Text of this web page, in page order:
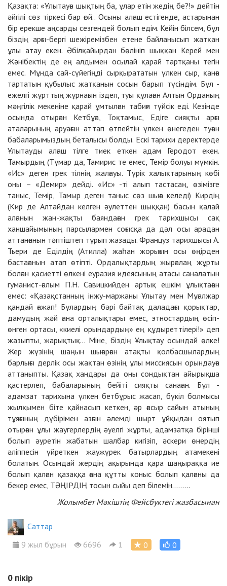
Қазақта: «Ұлытауға шықтың ба, ұлар етін жедің бе?!» дейтін
әйгілі сөз тіркесі бар ғой.. Осыны алғаш естігенде, астарынан
бір ерекше аңсарды сезгендей болып едім. Кейін білсем, бұл
біздің арғы-бергі шежіремізбен етене байланысып жатқан
ұлы атау екен. Әбілқайырдан бөлініп шыққан Керей мен
Жәнібектің де ең алдымен осылай қарай тартқаны тегін
емес. Мұнда сай-сүйегіңді сырқырататын үлкен сыр, қанға
тартатын құбылыс жатқанын сосын барып түсіндім. Бұл -
ежелгі жұрттың жұрнағын іздеп, туы құлаған Алтын Орданың
мәңгілік мекеніне қарай ұмтылған табиғи түйсік еді. Кезінде
осында отырған Кетбұға, Тоқтамыс, Едіге сияқты арғы
аталарының аруағын аттап өтпейтін үлкен өнегеден туған
бабаларымыздың беталысы болды. Ескі тарихи деректерде
Ұлытауды алғаш тілге тиек еткен адам Геродот екен.
Тамырдың (Тұмар да, Тамирис те емес, Темір болуы мүмкін.
«Ис» деген грек тілнің жалғауы. Түрік халықтарының көбі
оны – «Демир» дейді. «Ис» -ті алып тастасаң, өзімізге
таныс, Темір, Тамыр деген таныс сөз шыға келеді) Кирдің
(Кир де Алтайдан келген әулеттен шыққан) басын қалай
алғанын жан-жақты баяндаған грек тарихшысы сақ
ханшайымының парсылармен соғысқа да дәл осы арадан
аттанғанын тәптіштеп тұрып жазады. Француз тарихшысы А.
Тьери де Еділдің (Атилла) жаһан жорығын осы өңірден
бастағанын атап өтіпті. Ордалықтардың жырғалаң жұрты
болған қасиетті өлкені еуразия идеясының атасы саналатын
гуманист-ғалым П.Н. Савицкийден артық ешкім ұлықтаған
емес: «Қазақстанның інжу-маржаны Ұлытау мен Мұғалжар
қандай ғажап! Бұлардың бәрі байтақ даладағы қорықтар,
дамудың жәй ғана орталықтары емес, этностардың өсіп-
өнген ортасы, «киелі орындардың» ең құдыреттілері!» деп
жазыпты, жарықтық... Міне, біздің Ұлықтау осындай өлке!
Жер жүзінің шаңын шығарған атақты қолбасшылардың
барлығы дерлік осы жақтан өзінің ұлы миссиясын орындауға
аттаныпты. Қазақ хандары да оны сондықтан айырықша
қастерлеп, бабаларының бейіті сияқты санаған. Бұл -
адамзат тарихына үлкен бетбұрыс жасап, бүкіл болмысы
жылқымен біте қайнасып кеткен, әр ғасыр сайын атының
тұяғының дүбірімен азғын әлемді шырт ұйқыдан оятып
отырған ұлы жаугерлердің әуелгі жұрты, адамзатқа бірінші
болып әуретін жабатын шалбар кигізіп, әскери өнердің
әліппесін үйреткен жаужүрек батырлардың атамекені
болатын. Осындай жердің ақырында қара шаңыраққа ие
болып қалған қазаққа ғана құтты қоныс болып қалғаны да
бекер емес, ТӘҢІРДІҢ тосын сыйы деп білемін.........
Жолымбет Мәкіштің Фейсбуктегі жазбасынан
Cаттар
9 жыл бұрын
6696 1 0 0
0 пікір